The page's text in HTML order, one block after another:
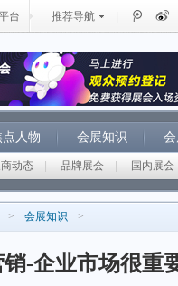
台 推荐导航
点人物 会展知识
动态 品牌展会 国内展会
> 会展知识 >
销-企业市场很重